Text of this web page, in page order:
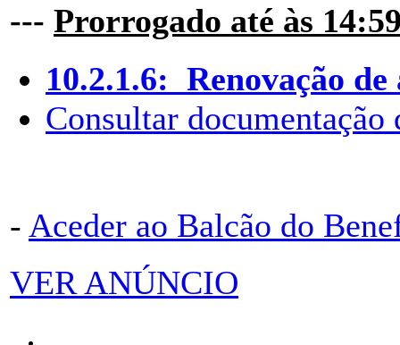
--- Prorrogado até às
10.2.1.6: Renovação de
Consultar documentação
- Aceder ao Balcão do
VER ANÚNCIO